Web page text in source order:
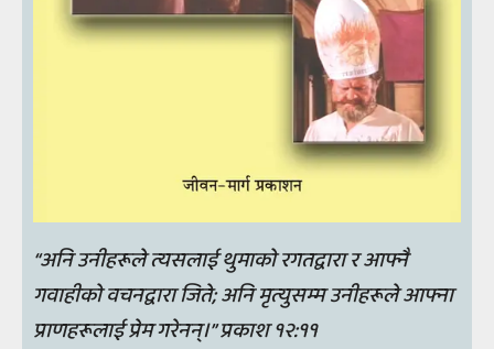
“अनि उनीहरूले त्यसलाई थुमाको रगतद्वारा र आफ्नै
गवाहीको वचनद्वारा जिते; अनि मृत्युसम्म उनीहरूले आफ्ना
प्राणहरूलाई प्रेम गरेनन्।” प्रकाश १२:११